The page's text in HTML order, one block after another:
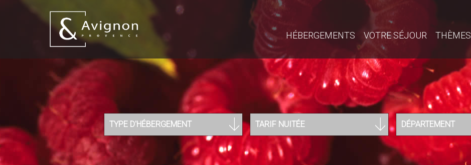
HÉBERGEMENTS VOTRE SÉJOUR THÈMES
TYPE D'HÉBERGEMENT TARIF NUITÉE DÉPARTEMENT